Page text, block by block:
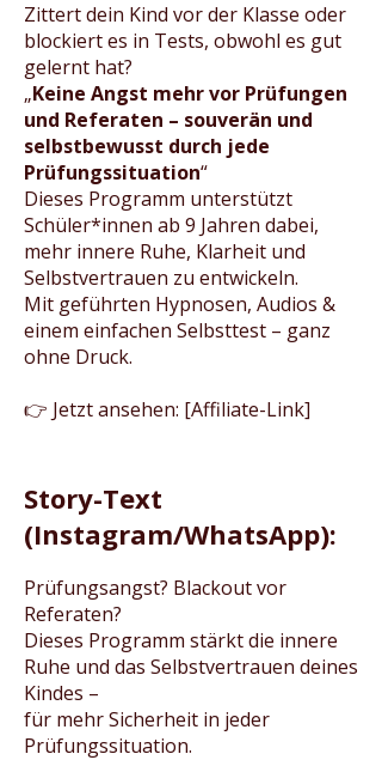
Zittert dein Kind vor der Klasse oder
blockiert es in Tests, obwohl es gut
gelernt hat?
„Keine Angst mehr vor Prüfungen
und Referaten – souverän und
selbstbewusst durch jede
Prüfungssituation“
Dieses Programm unterstützt
Schüler*innen ab 9 Jahren dabei,
mehr innere Ruhe, Klarheit und
Selbstvertrauen zu entwickeln.
Mit geführten Hypnosen, Audios &
einem einfachen Selbsttest – ganz
ohne Druck.
👉 Jetzt ansehen: [Affiliate-Link]
Story-Text
(Instagram/WhatsApp):
Prüfungsangst? Blackout vor
Referaten?
Dieses Programm stärkt die innere
Ruhe und das Selbstvertrauen deines
Kindes –
für mehr Sicherheit in jeder
Prüfungssituation.